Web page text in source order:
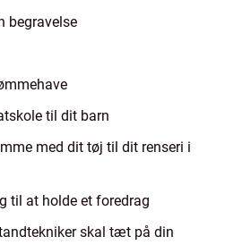
begravelse
til dit barn
med dit tøj til dit renseri i
til at holde et foredrag
skal tæt på din